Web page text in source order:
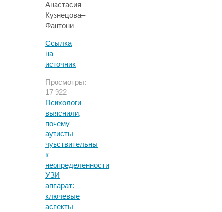
Анастасия
Кузнецова–
Фантони
Ссылка
на
источник
Просмотры:
17 922
Психологи
выяснили,
почему
аутисты
чувствительны
к
неопределенности
УЗИ
аппарат:
ключевые
аспекты